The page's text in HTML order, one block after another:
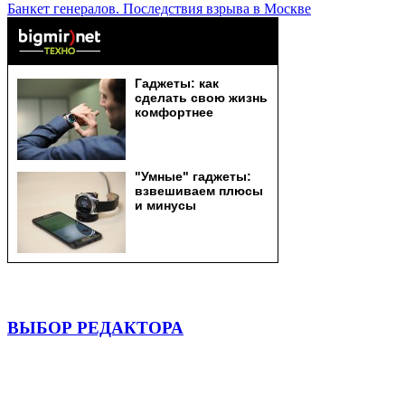
Банкет генералов. Последствия взрыва в Москве
ВЫБОР РЕДАКТОРА